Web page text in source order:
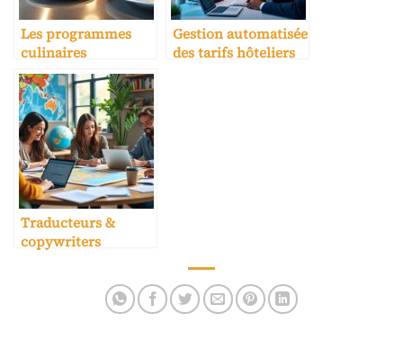
Les programmes
culinaires
spécialisés pour
hôtellerie
Gestion automatisée
des tarifs hôteliers
Traducteurs &
copywriters